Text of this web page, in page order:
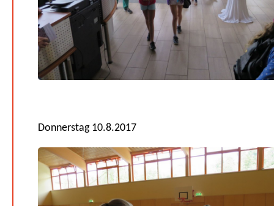
Donnerstag 10.8.2017